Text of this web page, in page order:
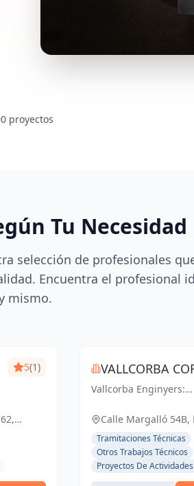
proyectos
Tu Necesidad
selección de profesionales
Encuentra el profesional
mismo.
5(1)
VALLCORBA
S.L.
Vallcorba Enginyers:
cada proyecto,
espacios inspiradores
el futuro.
Calle Margalló 54B,
Tramitaciones Técnicas
Otros Trabajos Técnicos
Proyectos De Actividades